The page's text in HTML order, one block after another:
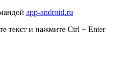
app-android.ru
текст и нажмите Ctrl + Enter